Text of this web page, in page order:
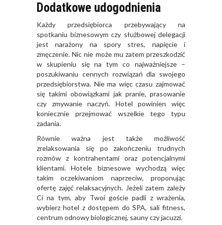
Dodatkowe udogodnienia
Każdy przedsiębiorca przebywający na
spotkaniu biznesowym czy służbowej delegacji
jest narażony na spory stres, napięcie i
zmęczenie. Nic nie może mu zatem przeszkodzić
w skupieniu się na tym co najważniejsze –
poszukiwaniu cennych rozwiązań dla swojego
przedsiębiorstwa. Nie ma więc czasu zajmować
się takimi obowiązkami jak pranie, prasowanie
czy zmywanie naczyń. Hotel powinien więc
koniecznie przejmować wszelkie tego typu
zadania.
Równie ważna jest także możliwość
zrelaksowania się po zakończeniu trudnych
rozmów z kontrahentami oraz potencjalnymi
klientami. Hotele biznesowe wychodzą więc
takim oczekiwaniom naprzeciw, proponując
ofertę zajęć relaksacyjnych. Jeżeli zatem zależy
Ci na tym, aby Twoi goście padli z wrażenia,
wybierz hotel z dostępem do SPA, sali fitness,
centrum odnowy biologicznej, sauny czy jacuzzi.